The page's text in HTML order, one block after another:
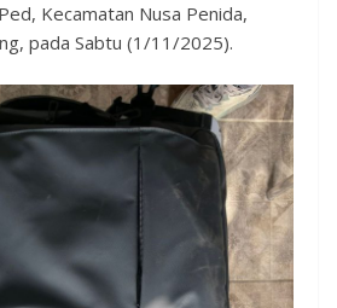
Kecamatan Nusa Penida,
pada Sabtu (1/11/2025).